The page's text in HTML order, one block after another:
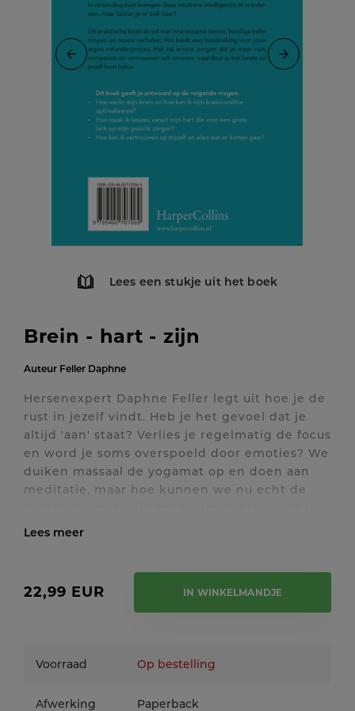
Lees een stukje uit het boek
Brein - hart - zijn
Auteur Feller Daphne
Hersenexpert Daphne Feller legt uit hoe je de
rust in jezelf vindt. Heb je het gevoel dat je
altijd 'aan' staat? Verlies je regelmatig de focus
en word je soms overspoeld door emoties? We
duiken massaal de yogamat op en doen aan
meditatie, maar hoe kunnen we nu echt de
Brein-Hart-Zijn neemt Daphne Feller je mee
intelligentie zit in iedereen, maar luister je er
ook naar? Dit praktische boek zit vol met
voor jouw eigen veranderproces. Het zal
22,99 EUR IN WINKELMANDJE
Voorraad Op bestelling
Afwerking Paperback